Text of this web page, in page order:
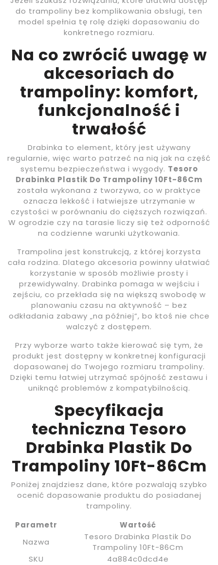
do trampoliny bez komplikowania obsługi, ten
model spełnia tę rolę dzięki dopasowaniu do
konkretnego rozmiaru.
Na co zwrócić uwagę w
akcesoriach do
trampoliny: komfort,
funkcjonalność i
trwałość
Drabinka to element, który jest używany
regularnie, więc warto patrzeć na nią jak na część
systemu bezpieczeństwa i wygody. Tesoro
Drabinka Plastik Do Trampoliny 10Ft-86Cm
została wykonana z tworzywa, co w praktyce
oznacza lekkość i łatwiejsze utrzymanie w
czystości w porównaniu do cięższych rozwiązań.
W ogrodzie czy na tarasie liczy się też odporność
na codzienne warunki użytkowania.
Trampolina jest konstrukcją, z której korzysta
cała rodzina. Dlatego akcesoria powinny ułatwiać
korzystanie w sposób możliwie prosty i
przewidywalny. Drabinka pomaga w wejściu i
zejściu, co przekłada się na większą swobodę w
planowaniu czasu na aktywność – bez
odkładania zabawy „na później”, bo ktoś nie chce
walczyć z dostępem.
Przy wyborze warto także kierować się tym, że
produkt jest dostępny w konkretnej konfiguracji
dopasowanej do Twojego rozmiaru trampoliny.
Dzięki temu łatwiej utrzymać spójność zestawu i
uniknąć problemów z kompatybilnością.
Specyfikacja
techniczna Tesoro
Drabinka Plastik Do
Trampoliny 10Ft-86Cm
Poniżej znajdziesz dane, które pozwalają szybko
ocenić dopasowanie produktu do posiadanej
trampoliny.
Parametr
Wartość
Nazwa
Tesoro Drabinka Plastik Do
Trampoliny 10Ft-86Cm
SKU
4a884c0dcd4e